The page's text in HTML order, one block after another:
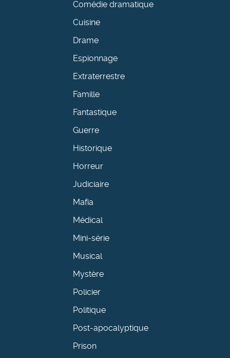
Comédie dramatique
Cuisine
Drame
Espionnage
Extraterrestre
Famille
Fantastique
Guerre
Historique
Horreur
Judiciaire
Mafia
Médical
Mini-série
Musical
Mystère
Policier
Politique
Post-apocalyptique
Prison